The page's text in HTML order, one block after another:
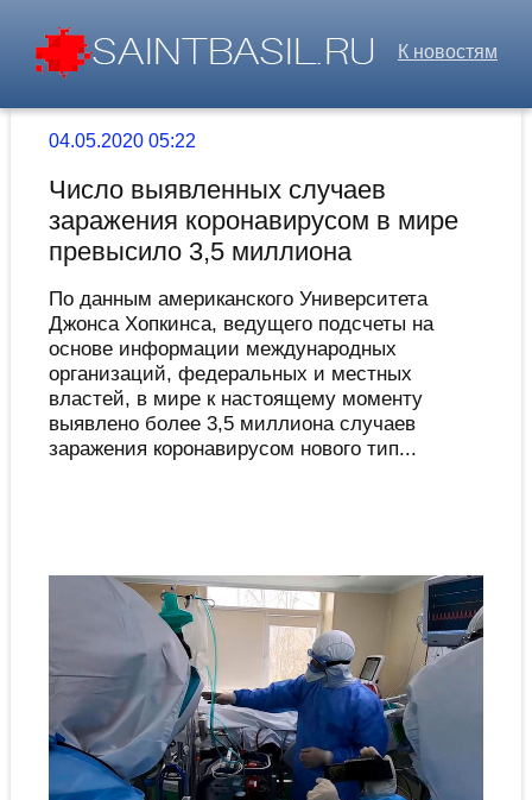
К новостям
04.05.2020 05:22
Число выявленных случаев
заражения коронавирусом в мире
превысило 3,5 миллиона
По данным американского Университета
Джонса Хопкинса, ведущего подсчеты на
основе информации международных
организаций, федеральных и местных
властей, в мире к настоящему моменту
выявлено более 3,5 миллиона случаев
заражения коронавирусом нового тип...